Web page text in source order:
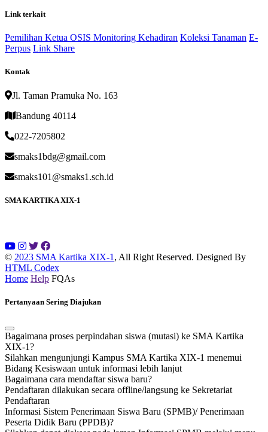
Link terkait
Pemilihan Ketua OSIS Monitoring Kehadiran Koleksi Tanaman E-
Perpus Link Share
Kontak
Jl. Taman Pramuka No. 163
Bandung 40114
022-7205802
smaks1bdg@gmail.com
smaks101@smaks1.sch.id
SMA KARTIKA XIX-1
© 2023 SMA Kartika XIX-1 , All Right Reserved. Designed By
HTML Codex
Home Help FQAs
Pertanyaan Sering Diajukan
Bagaimana proses perpindahan siswa (mutasi) ke SMA Kartika
XIX-1?
Silahkan mengunjungi Kampus SMA Kartika XIX-1 menemui
Bidang Kesiswaan untuk informasi lebih lanjut
Bagaimana cara mendaftar siswa baru?
Pendaftaran dilakukan secara offline/langsung ke Sekretariat
Pendaftaran
Informasi Sistem Penerimaan Siswa Baru (SPMB)/ Penerimaan
Peserta Didik Baru (PPDB)?